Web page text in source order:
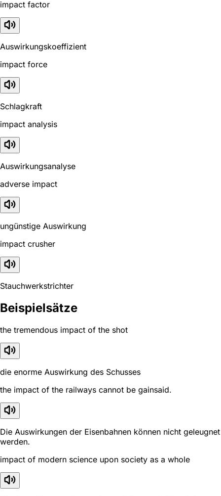
impact factor
Auswirkungskoeffizient
impact force
Schlagkraft
impact analysis
Auswirkungsanalyse
adverse impact
ungünstige Auswirkung
impact crusher
Stauchwerkstrichter
Beispielsätze
the tremendous impact of the shot
die enorme Auswirkung des Schusses
the impact of the railways cannot be gainsaid.
Die Auswirkungen der Eisenbahnen können nicht geleugnet
werden.
impact of modern science upon society as a whole